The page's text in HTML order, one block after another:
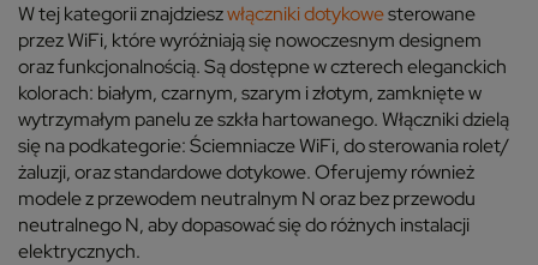
W tej kategorii znajdzieszwłączniki dotykowesterowane
przez WiFi, które wyróżniają się nowoczesnym designem
oraz funkcjonalnością. Są dostępne w czterech eleganckich
kolorach: białym, czarnym, szarym i złotym, zamknięte w
wytrzymałym panelu ze szkła hartowanego. Włączniki dzielą
się na podkategorie: Ściemniacze WiFi, do sterowania rolet/
żaluzji, oraz standardowe dotykowe. Oferujemy również
modele z przewodem neutralnym N oraz bez przewodu
neutralnego N, aby dopasować się do różnych instalacji
elektrycznych.